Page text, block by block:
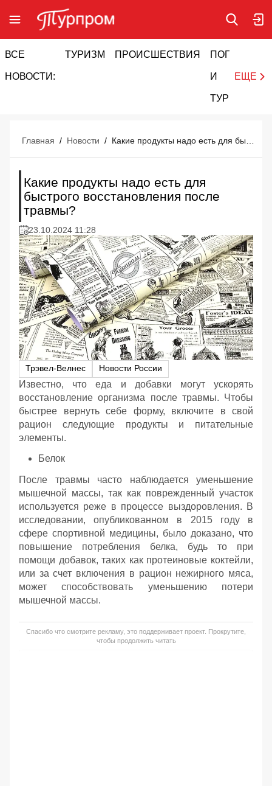
ВСЕ
НОВОСТИ:
ТУРИЗМ ПРОИСШЕСТВИЯ ПОГОДА
И
ТУРИЗМ
ЕЩЕ
Главная / Новости /
Какие продукты надо есть для
быстрого восстановления после
травмы?
23.10.2024 11:28
Трэвел-Велнес Новости России
Известно, что еда и добавки могут ускорять
восстановление организма после травмы. Чтобы
быстрее вернуть себе форму, включите в свой
рацион следующие продукты и питательные
элементы.
Белок
После травмы часто наблюдается уменьшение
мышечной массы, так как поврежденный участок
используется реже в процессе выздоровления. В
исследовании, опубликованном в 2015 году в
сфере спортивной медицины, было доказано, что
повышение потребления белка, будь то при
помощи добавок, таких как протеиновые коктейли,
или за счет включения в рацион нежирного мяса,
может способствовать уменьшению потери
мышечной массы.
Спасибо что смотрите рекламу, это поддерживает проект. Прокрутите,
чтобы продолжить читать